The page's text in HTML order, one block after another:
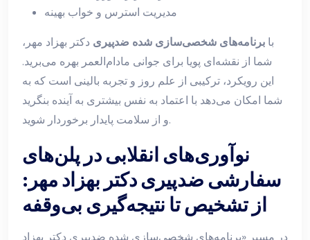
مدیریت استرس و خواب بهینه
با برنامه‌های شخصی‌سازی شده ضدپیری دکتر بهزاد مهر،
شما از نقشه‌ای پویا برای جوانی مادام‌العمر بهره می‌برید.
این رویکرد، ترکیبی از علم روز و تجربه بالینی است که به
شما امکان می‌دهد با اعتماد به نفس بیشتری به آینده بنگرید
و از سلامت پایدار برخوردار شوید.
نوآوری‌های انقلابی در پلن‌های
سفارشی ضدپیری دکتر بهزاد مهر:
از تشخیص تا نتیجه‌گیری بی‌وقفه
در مسیر «برنامه‌های شخصی‌سازی شده ضدپیری دکتر بهزاد